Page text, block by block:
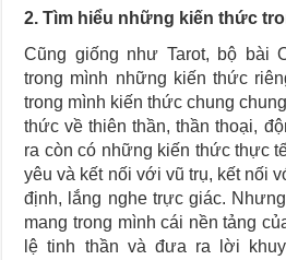
2. Tìm hiểu những kiến thức
Cũng giống như Tarot, bộ bài
trong mình những kiến thức
trong mình kiến thức chung
thức về thiên thần, thần thoại,
ra còn có những kiến thức thực
yêu và kết nối với vũ trụ, kết nối
định, lắng nghe trực giác.
mang trong mình cái nền tảng
lệ tinh thần và đưa ra lời